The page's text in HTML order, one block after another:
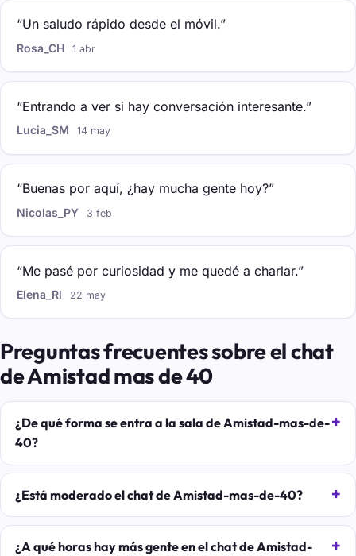
“Un saludo rápido desde el móvil.”
Rosa_CH 1 abr
“Entrando a ver si hay conversación interesante.”
Lucia_SM 14 may
“Buenas por aquí, ¿hay mucha gente hoy?”
Nicolas_PY 3 feb
“Me pasé por curiosidad y me quedé a charlar.”
Elena_Rl 22 may
Preguntas frecuentes sobre el chat
de Amistad mas de 40
¿De qué forma se entra a la sala de Amistad-mas-de-
40?
¿Está moderado el chat de Amistad-mas-de-40?
¿A qué horas hay más gente en el chat de Amistad-